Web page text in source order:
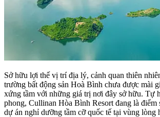
Sở hữu lợi thế vị trí địa lý, cảnh quan thiên
trường bất động sản Hoà Bình chưa được mài
xứng tầm với những giá trị nơi đây sở hữu. Tự
phong, Cullinan Hòa Bình Resort đang là điểm
dự án nghỉ dưỡng tầm cỡ quốc tế tại vùng lòng